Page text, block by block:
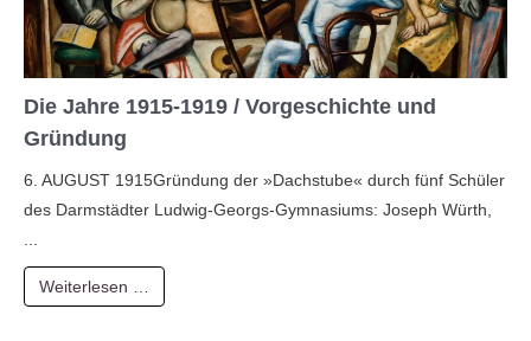
Die Jahre 1915-1919 / Vorgeschichte und
Gründung
6. AUGUST 1915Gründung der »Dachstube« durch fünf Schüler
des Darmstädter Ludwig-Georgs-Gymnasiums: Joseph Würth,
...
Weiterlesen …